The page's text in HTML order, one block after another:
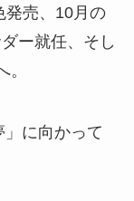
発売、10月の
ー就任、そし
に向かって